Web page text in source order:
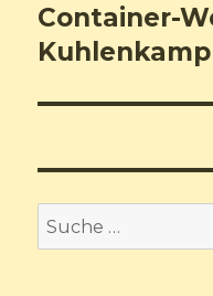
Container-
Kuhlenkamp
Suche
nach: